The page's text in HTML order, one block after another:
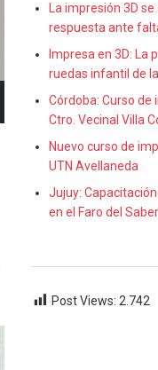
La impresión 3D
respuesta ante
Impresa en 3D: La
ruedas infantil de
Córdoba: Curso de
Ctro. Vecinal Villa
Nuevo curso de
UTN Avellaneda
Jujuy:
en el Faro del Saber
Post Views: 2.742